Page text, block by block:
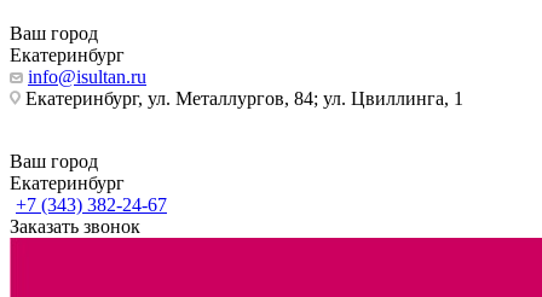
Ваш город
Екатеринбург
info@isultan.ru
Екатеринбург, ул. Металлургов, 84; ул. Цвиллинга, 1
Ваш город
Екатеринбург
+7 (343) 382-24-67
Заказать звонок